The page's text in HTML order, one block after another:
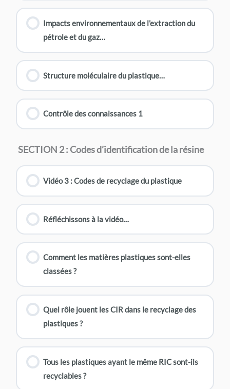
Impacts environnementaux de l’extraction du
pétrole et du gaz…
Structure moléculaire du plastique…
Contrôle des connaissances 1
SECTION 2 : Codes d’identification de la résine
Vidéo 3 : Codes de recyclage du plastique
Réfléchissons à la vidéo…
Comment les matières plastiques sont-elles
classées ?
Quel rôle jouent les CIR dans le recyclage des
plastiques ?
Tous les plastiques ayant le même RIC sont-ils
recyclables ?